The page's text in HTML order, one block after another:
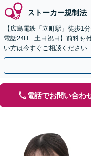
ストーカー規制法
【広島電鉄「立町駅」徒歩1
電話24H｜土日祝日】前科を
い方は今すぐご相談ください
電話でお問い合わ